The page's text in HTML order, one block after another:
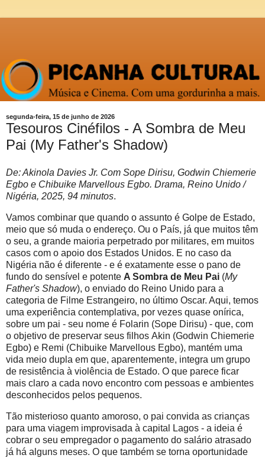
segunda-feira, 15 de junho de 2026
Tesouros Cinéfilos - A Sombra de Meu
Pai (My Father's Shadow)
De: Akinola Davies Jr. Com Sope Dirisu, Godwin Chiemerie
Egbo e Chibuike Marvellous Egbo. Drama, Reino Unido /
Nigéria, 2025, 94 minutos.
Vamos combinar que quando o assunto é Golpe de Estado,
meio que só muda o endereço. Ou o País, já que muitos têm
o seu, a grande maioria perpetrado por militares, em muitos
casos com o apoio dos Estados Unidos. E no caso da
Nigéria não é diferente - e é exatamente esse o pano de
fundo do sensível e potente A Sombra de Meu Pai (My
Father's Shadow), o enviado do Reino Unido para a
categoria de Filme Estrangeiro, no último Oscar. Aqui, temos
uma experiência contemplativa, por vezes quase onírica,
sobre um pai - seu nome é Folarin (Sope Dirisu) - que, com
o objetivo de preservar seus filhos Akin (Godwin Chiemerie
Egbo) e Remi (Chibuike Marvellous Egbo), mantém uma
vida meio dupla em que, aparentemente, integra um grupo
de resistência à violência de Estado. O que parece ficar
mais claro a cada novo encontro com pessoas e ambientes
desconhecidos pelos pequenos.
Tão misterioso quanto amoroso, o pai convida as crianças
para uma viagem improvisada à capital Lagos - a ideia é
cobrar o seu empregador o pagamento do salário atrasado
já há alguns meses. O que também se torna oportunidade